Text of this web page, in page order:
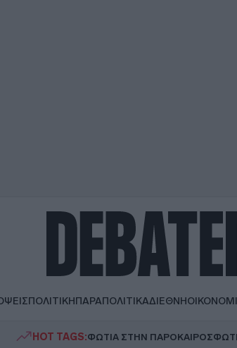
ΠΟΛΙΤΙΚΗΠΑΡΑΠΟΛΙΤΙΚΑΔΙΕΘΝΗ
HOT TAGS:ΦΩΤΙΑ ΣΤΗΝ ΠΑΡΟΚΑΙΡΟΣ